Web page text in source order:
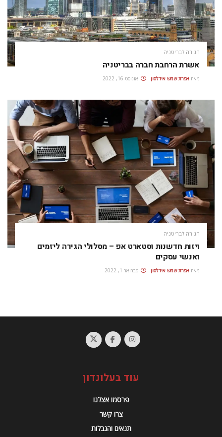
הגירה לבריטניה
אשרת הרחבת חברה בבריטניה
מאת אפרת‭ ‬שמש‭ ‬אידלסון אוגוסט 16, 2022
הגירה לבריטניה
ויזות חדשנות וסטארט אפ – מסלולי הגירה ליזמים
ואנשי עסקים
מאת אפרת‭ ‬שמש‭ ‬אידלסון פברואר 1, 2022
עוד בעלונדון
פרסמו אצלנו
צרו קשר
תנאים והגבלות